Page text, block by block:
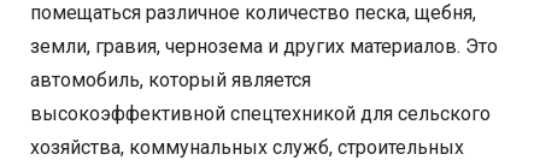
помещаться различное количество песка, щебня,
земли, гравия, чернозема и других материалов. Это
автомобиль, который является
высокоэффективной спецтехникой для сельского
хозяйства, коммунальных служб, строительных